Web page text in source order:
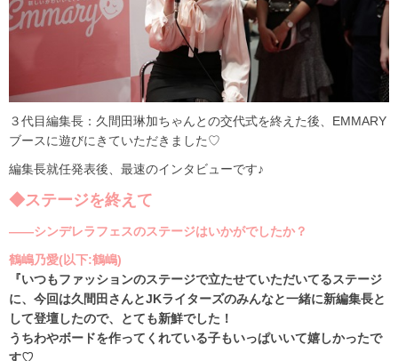
３代目編集長：久間田琳加ちゃんとの交代式を終えた後、EMMARY
ブースに遊びにきていただきました♡
編集長就任発表後、最速のインタビューです♪
◆ステージを終えて
――シンデレラフェスのステージはいかがでしたか？
鶴嶋乃愛(以下:鶴嶋)
『いつもファッションのステージで立たせていただいてるステージ
に、今回は久間田さんとJKライターズのみんなと一緒に新編集長と
して登壇したので、とても新鮮でした！
うちわやボードを作ってくれている子もいっぱいいて嬉しかったで
す♡